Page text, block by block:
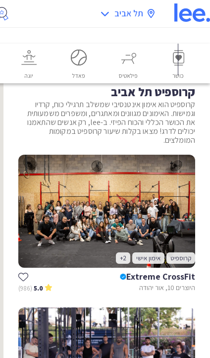
תל אביב
כושר פילאטיס פאדל יוגה
קרוספיט תל אביב
קרוספיט הוא אימון אינטנסיבי שמשלב תרגילי כוח, קרדיו
וגמישות. האימונים מגוונים ומאתגרים, ומשפרים משמעותית
את הכושר הכללי והכוח הפיזי. ב-lee, רק אנשים שהתאמנו
יכולים לדרג! מצאו בקלות שיעור קרוספיט במקומות
המומלצים.
קרוספיט אימון אישי +2
Extreme CrossFit
היוצרים 10, אור יהודה 5.0
(986)